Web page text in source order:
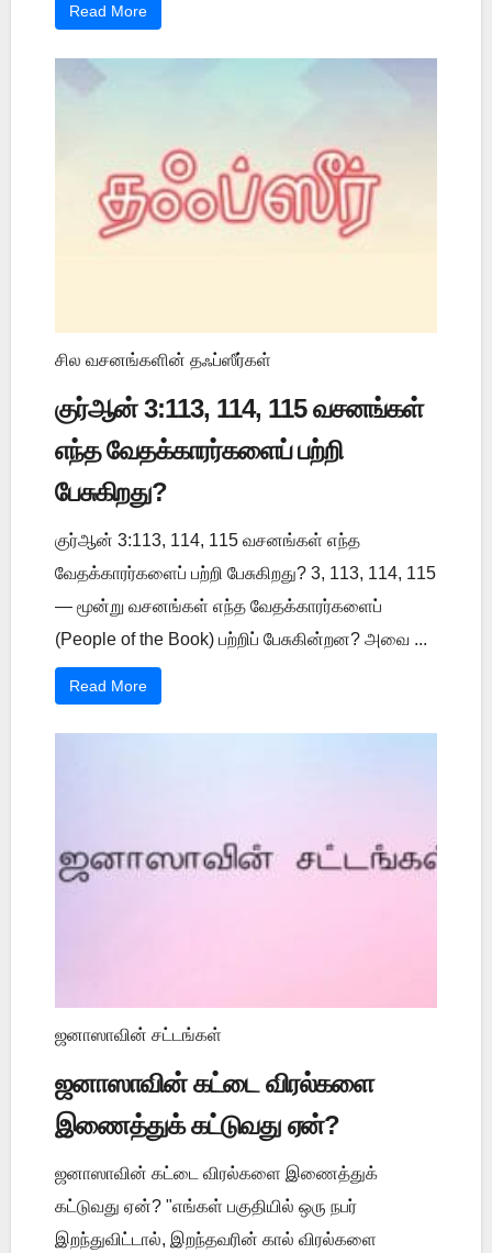
Read More
சில வசனங்களின் தஃப்ஸீர்கள்
குர்ஆன் 3:113, 114, 115 வசனங்கள்
எந்த வேதக்காரர்களைப் பற்றி
பேசுகிறது?
குர்ஆன் 3:113, 114, 115 வசனங்கள் எந்த
வேதக்காரர்களைப் பற்றி பேசுகிறது? 3, 113, 114, 115
— மூன்று வசனங்கள் எந்த வேதக்காரர்களைப்
(People of the Book) பற்றிப் பேசுகின்றன? அவை ...
Read More
ஜனாஸாவின் சட்டங்கள்
ஜனாஸாவின் கட்டை விரல்களை
இணைத்துக் கட்டுவது ஏன்?
ஜனாஸாவின் கட்டை விரல்களை இணைத்துக்
கட்டுவது ஏன்? "எங்கள் பகுதியில் ஒரு நபர்
இறந்துவிட்டால், இறந்தவரின் கால் விரல்களை